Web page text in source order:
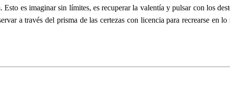
es imaginar sin límites, es recuperar la valentía y pulsar con los
a través del prisma de las certezas con licencia para recrearse en